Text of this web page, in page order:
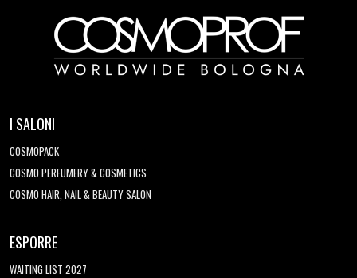
I SALONI
COSMOPACK
COSMO PERFUMERY & COSMETICS
COSMO HAIR, NAIL & BEAUTY SALON
ESPORRE
WAITING LIST 2027